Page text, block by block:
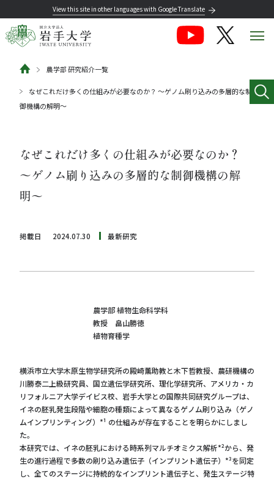
View this site in other languages with Google Translate
農学部 研究紹介一覧
なぜこれだけ多くの仕組みが必要なのか？ 〜ゲノム刷り込みの多層的な制
御機構の解明〜
なぜこれだけ多くの仕組みが必要なのか？
〜ゲノム刷り込みの多層的な制御機構の解
明〜
掲載日 2024.07.30 最新研究
農学部 植物生命科学科
教授 畠山勝徳
植物育種学
横浜市立大学木原生物学研究所の殿崎薫助教と木下哲教授、農研機構の
川勝泰⼆上級研究員、国立遺伝学研究所、理化学研究所、アメリカ・カ
リフォルニア大学デイビス校、岩⼿大学との国際共同研究グループは、
イネの胚乳発生段階や細胞の種類によって異なるゲノム刷り込み（ゲノ
ムインプリンティング）*¹ の仕組みが存在することを明らかにしまし
た。
本研究では、イネの胚乳における時系列マルチオミクス解析*²から、発
⽣の進行過程で多数の刷り込み遺伝子（インプリント遺伝子）*³を同定
し、全てのステージに持続的なインプリント遺伝子と、発生ステージ特